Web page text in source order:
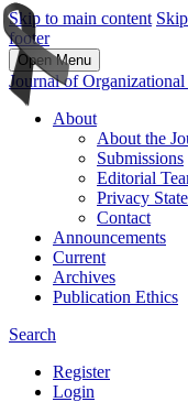
Skip to main content
footer
Open Menu
Journal of
About
About the
Submissions
Editorial
Privacy
Contact
Announcements
Current
Archives
Publication Ethics
Search
Register
Login